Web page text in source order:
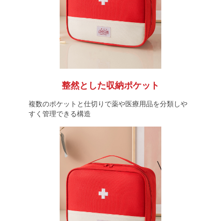
整然とした収納ポケット
複数のポケットと仕切りで薬や医療用品を分類しや
すく管理できる構造